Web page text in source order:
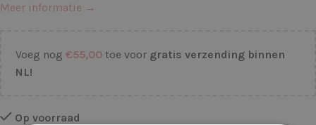
Meer informatie →
Voeg nog €55,00 toe voor gratis verzending binnen
NL!
Op voorraad